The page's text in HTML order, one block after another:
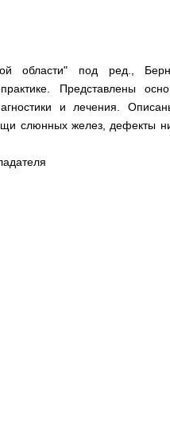
области" под ред.,
Представлены
и лечения.
слюнных желез, дефекты